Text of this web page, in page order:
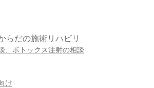
らだの施術リハビリ
、ボトックス注射の相談
け